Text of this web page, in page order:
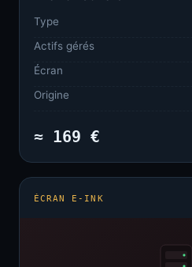
Type
Actifs gérés
Écran
Origine
≈ 169 €
ÉCRAN E-INK